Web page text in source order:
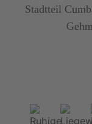
Stadtteil